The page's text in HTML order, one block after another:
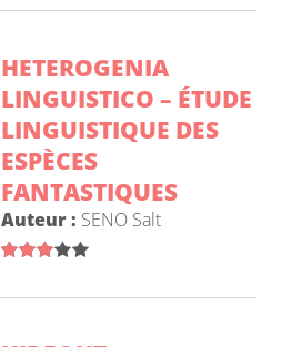
HETEROGENIA
LINGUISTICO – ÉTUDE
LINGUISTIQUE DES
ESPÈCES
FANTASTIQUES
Auteur : SENO Salt